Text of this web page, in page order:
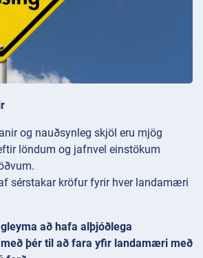
og nauðsynleg skjöl eru mjög
löndum og jafnvel einstökum
sérstakar kröfur fyrir hver landamæri
að hafa alþjóðlega
þér til að fara yfir landamæri með